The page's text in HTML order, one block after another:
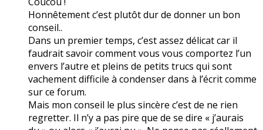
Honnêtement c’est plutôt dur de donner un bon
conseil..
Dans un premier temps, c’est assez délicat car il
faudrait savoir comment vous vous comportez l’un
envers l’autre et pleins de petits trucs qui sont
vachement difficile à condenser dans à l’écrit comme
sur ce forum.
Mais mon conseil le plus sincère c’est de ne rien
regretter. Il n’y a pas pire que de se dire « j’aurais